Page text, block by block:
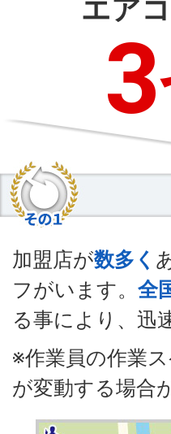
エア
3
加盟店が数多く
フがいます。 全
る事により、迅
※作業員の作業
が変動する場合